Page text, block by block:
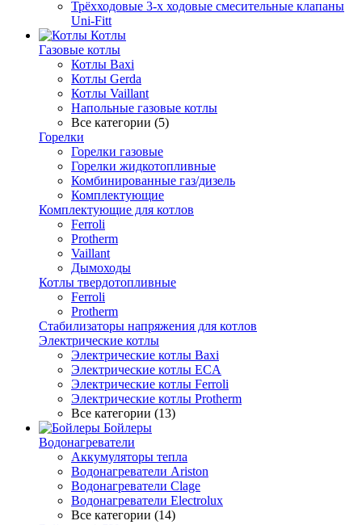
Трёхходовые 3-х ходовые смесительные клапаны
Uni-Fitt
Котлы
Газовые котлы
Котлы Baxi
Котлы Gerda
Котлы Vaillant
Напольные газовые котлы
Все категории (5)
Горелки
Горелки газовые
Горелки жидкотопливные
Комбинированные газ/дизель
Комплектующие
Комплектующие для котлов
Ferroli
Protherm
Vaillant
Дымоходы
Котлы твердотопливные
Ferroli
Protherm
Стабилизаторы напряжения для котлов
Электрические котлы
Электрические котлы Baxi
Электрические котлы ECA
Электрические котлы Ferroli
Электрические котлы Protherm
Все категории (13)
Бойлеры
Водонагреватели
Аккумуляторы тепла
Водонагреватели Ariston
Водонагреватели Clage
Водонагреватели Electrolux
Все категории (14)